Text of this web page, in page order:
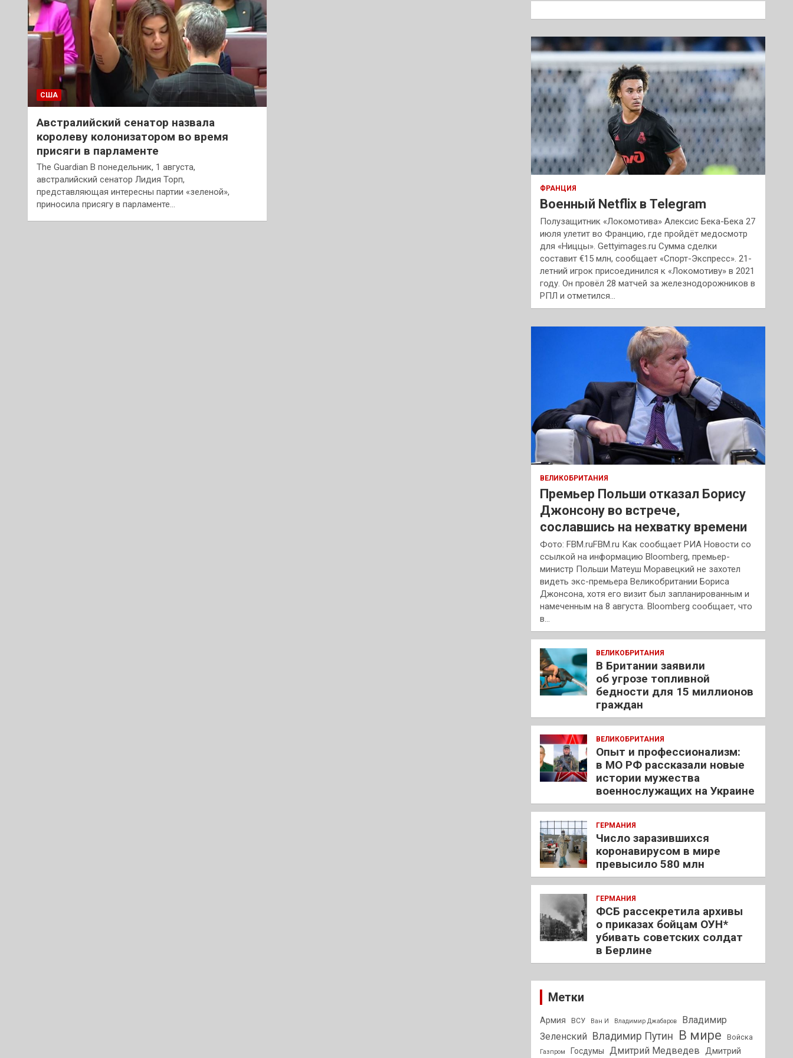
США
Австралийский сенатор назвала
королеву колонизатором во время
присяги в парламенте
The Guardian В понедельник, 1 августа,
австралийский сенатор Лидия Торп,
представляющая интересны партии «зеленой»,
приносила присягу в парламенте…
к
ФРАНЦИЯ
Военный Netflix в Telegram
Полузащитник «Локомотива» Алексис Бека-Бека 27
июля улетит во Францию, где пройдёт медосмотр
для «Ниццы». Gettyimages.ru Сумма сделки
составит €15 млн, сообщает «Спорт-Экспресс». 21-
летний игрок присоединился к «Локомотиву» в 2021
году. Он провёл 28 матчей за железнодорожников в
РПЛ и отметился…
ВЕЛИКОБРИТАНИЯ
Премьер Польши отказал Борису
Джонсону во встрече,
сославшись на нехватку времени
Фото: FBM.ruFBM.ru Как сообщает РИА Новости со
ссылкой на информацию Bloomberg, премьер-
министр Польши Матеуш Моравецкий не захотел
видеть экс-премьера Великобритании Бориса
Джонсона, хотя его визит был запланированным и
намеченным на 8 августа. Bloomberg сообщает, что
в…
ВЕЛИКОБРИТАНИЯ
В Британии заявили
об угрозе топливной
бедности для 15 миллионов
граждан
ВЕЛИКОБРИТАНИЯ
Опыт и профессионализм:
в МО РФ рассказали новые
истории мужества
военнослужащих на Украине
ГЕРМАНИЯ
Число заразившихся
коронавирусом в мире
превысило 580 млн
ГЕРМАНИЯ
ФСБ рассекретила архивы
о приказах бойцам ОУН*
убивать советских солдат
в Берлине
Метки
Армия ВСУ Ван И Владимир Джабаров
Владимир
Зеленский
Владимир Путин В мире Войска
Газпром Госдумы Дмитрий Медведев Дмитрий